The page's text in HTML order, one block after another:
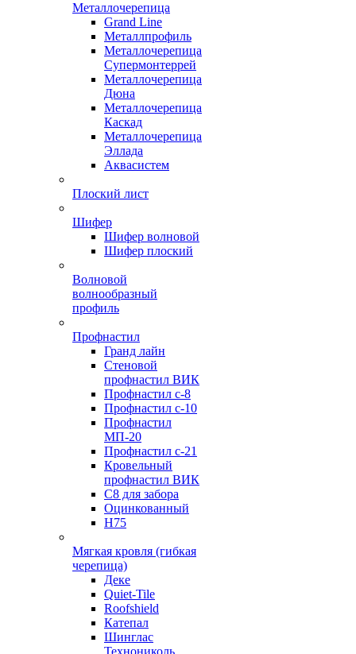
Металлочерепица
Grand Line
Металлпрофиль
Металлочерепица
Супермонтеррей
Металлочерепица
Дюна
Металлочерепица
Каскад
Металлочерепица
Эллада
Аквасистем
Плоский лист
Шифер
Шифер волновой
Шифер плоский
Волновой
волнообразный
профиль
Профнастил
Гранд лайн
Стеновой
профнастил ВИК
Профнастил с-8
Профнастил с-10
Профнастил
МП-20
Профнастил с-21
Кровельный
профнастил ВИК
С8 для забора
Оцинкованный
Н75
Мягкая кровля (гибкая
черепица)
Деке
Quiet-Tile
Roofshield
Катепал
Шинглас
Технониколь